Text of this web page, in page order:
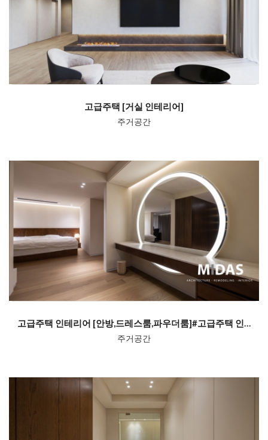
고급주택 [거실 인테리어]
주거공간
고급주택 인테리어 [안방,드레스룸,파우더룸]#고급주택 인테리어사진
주거공간